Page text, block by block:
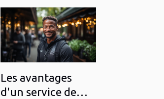
Les avantages
d'un service de